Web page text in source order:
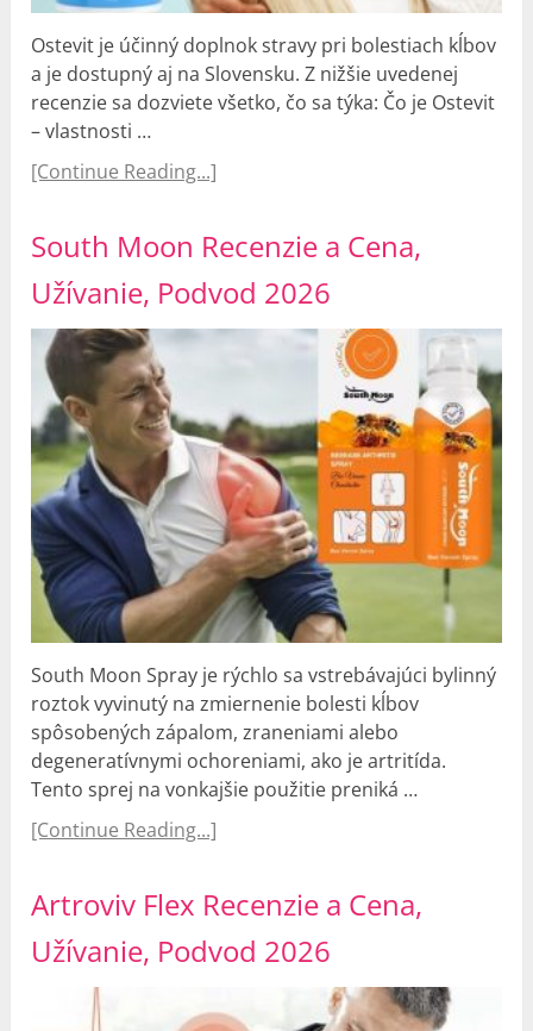
Ostevit je účinný doplnok stravy pri bolestiach kĺbov
a je dostupný aj na Slovensku. Z nižšie uvedenej
recenzie sa dozviete všetko, čo sa týka: Čo je Ostevit
– vlastnosti …
[Continue Reading...]
South Moon Recenzie a Cena,
Užívanie, Podvod 2026
South Moon Spray je rýchlo sa vstrebávajúci bylinný
roztok vyvinutý na zmiernenie bolesti kĺbov
spôsobených zápalom, zraneniami alebo
degeneratívnymi ochoreniami, ako je artritída.
Tento sprej na vonkajšie použitie preniká …
[Continue Reading...]
Artroviv Flex Recenzie a Cena,
Užívanie, Podvod 2026